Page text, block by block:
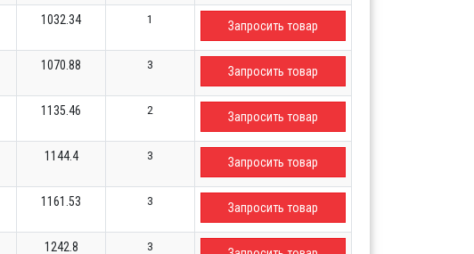
1032.34 1 Запросить товар
1070.88 3 Запросить товар
1135.46 2 Запросить товар
1144.4 3 Запросить товар
1161.53 3 Запросить товар
1242.8 3